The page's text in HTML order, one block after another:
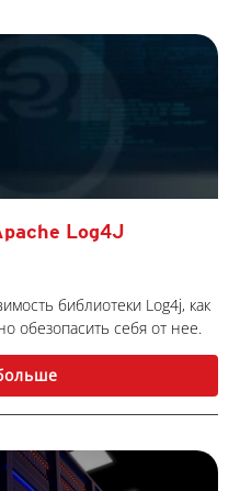
Log4J
библиотеки Log4j, как
обезопасить себя от нее.